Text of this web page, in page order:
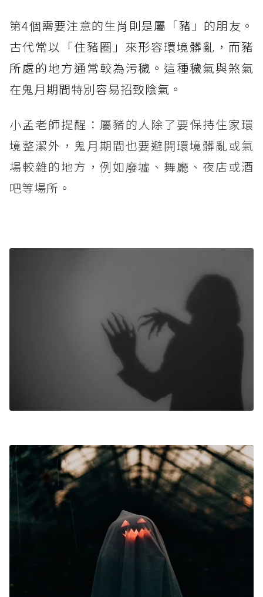
第4個需要注意的生肖則是屬「豬」的朋友。
古代常以「住豬圈」來形容環境髒亂，而豬
所處的地方通常較為污穢。這種穢氣與煞氣
在鬼月期間特別容易招致陰氣。
小孟老師提醒：屬豬的人除了要保持住家環
境整潔外，鬼月期間也要避開環境髒亂或氣
場較雜的地方，例如廢墟、舞廳、夜店或酒
吧等場所。